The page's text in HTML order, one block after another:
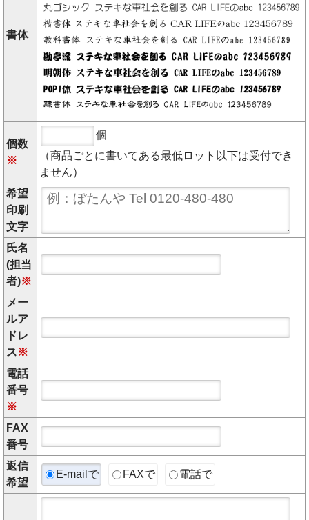
書体
個数
※
個
（商品ごとに書いてある最低ロット以下は受付でき
ません）
希望
印刷
文字
氏名
(担当
者)※
メー
ルア
ドレ
ス※
電話
番号
※
FAX
番号
返信
希望
E-mailで FAXで 電話で